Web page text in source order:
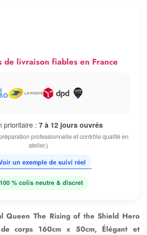
de livraison fiables en France
prioritaire : 7 à 12 jours ouvrés
professionnelle et contrôle qualité en
atelier.)
un exemple de suivi réel
100 % colis neutre & discret
Queen The Rising of the Shield Hero
corps 160cm x 50cm, Élégant et